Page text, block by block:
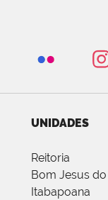
UNIDADES
Reitoria
Bom Jesus do
Itabapoana